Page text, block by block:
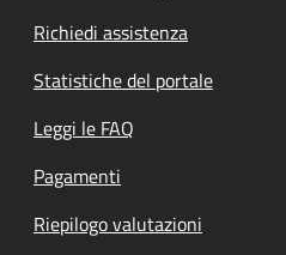
Richiedi assistenza
Statistiche del portale
Leggi le FAQ
Pagamenti
Riepilogo valutazioni